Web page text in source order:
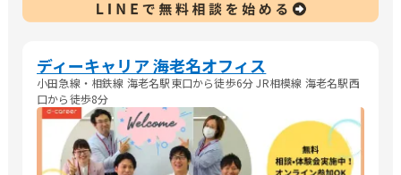
ディーキャリア 海老名オフィス
小田急線・相鉄線 海老名駅東口から徒歩6分 JR相模線 海老名駅西
口から徒歩8分